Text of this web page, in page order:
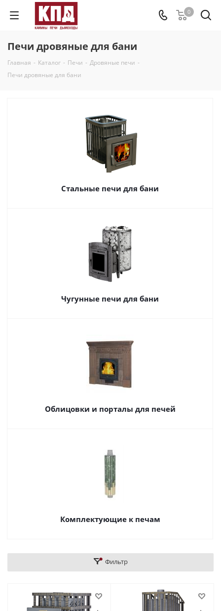
0
Печи дровяные для бани
Главная - Каталог - Печи - Дровяные печи -
Печи дровяные для бани
Стальные печи для бани
Чугунные печи для бани
Облицовки и порталы для печей
Комплектующие к печам
Фильтр